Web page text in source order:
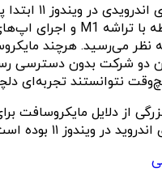
اجرای اپلیکیشن‌های
می‌رسید. هرچند
دو شرکت بدون دسترسی
نتوانستند تجربه‌ای
از دلایل مایکروسافت
در ویندوز ۱۱ بوده است.